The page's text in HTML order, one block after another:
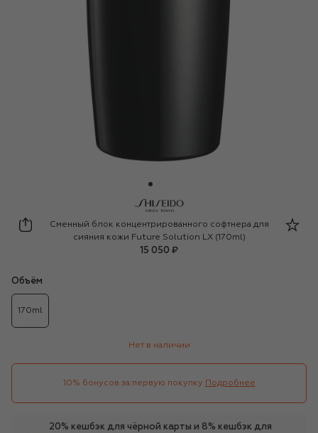
Shiseido
Сменный блок концентрированного софтнера для
сияния кожи Future Solution LX (170ml)
15 050 ₽
Объём
170ml
Нет в наличии
10% бонусов за первую покупку Подробнее
20% кешбэк для чёрной карты и 8% кешбэк для